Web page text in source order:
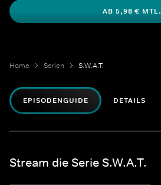
AB 5,98 € MTL.
Home Serien S.W.A.T.
EPISODENGUIDE DETAILS
Stream die Serie S.W.A.T.